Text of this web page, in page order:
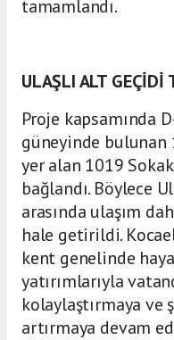
tamamlandı.
ULAŞLI ALT GEÇİDİ
Proje kapsamında
güneyinde bulunan
yer alan 1019
bağlandı. Böylece
arasında ulaşım
hale getirildi.
kent genelinde
yatırımlarıyla
kolaylaştırmaya ve
artırmaya devam